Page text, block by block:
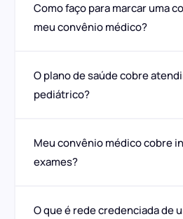
Como faço para marcar uma
meu convênio médico?
O plano de saúde cobre
pediátrico?
Meu convênio médico cobre
exames?
O que é rede credenciada de